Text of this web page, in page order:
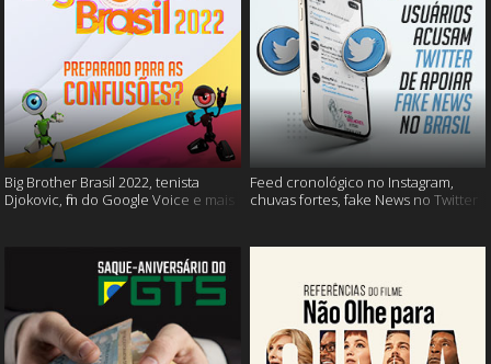
Big Brother Brasil 2022, tenista
Djokovic, fim do Google Voice e mais
Feed cronológico no Instagram,
chuvas fortes, fake News no Twitter